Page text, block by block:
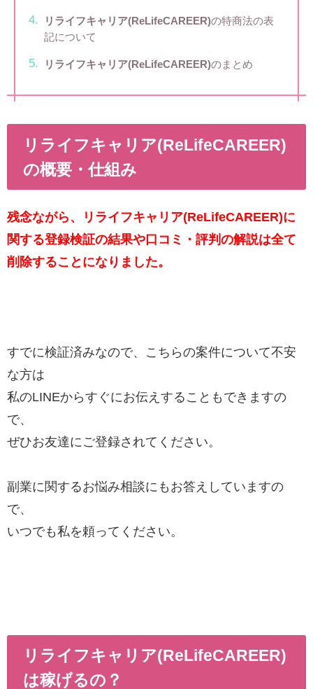
リライフキャリア(ReLifeCAREER)の特商法の表
記について
リライフキャリア(ReLifeCAREER)のまとめ
リライフキャリア(ReLifeCAREER)
の概要・仕組み
残念ながら、リライフキャリア(ReLifeCAREER)に
関する登録検証の結果や口コミ・評判の解説は全て
削除することになりました。
すでに検証済みなので、こちらの案件について不安
な方は
私のLINEからすぐにお伝えすることもできますの
で、
ぜひお友達にご登録されてください。
副業に関するお悩み相談にもお答えしていますの
で、
いつでも私を頼ってください。
リライフキャリア(ReLifeCAREER)
は稼げるの？